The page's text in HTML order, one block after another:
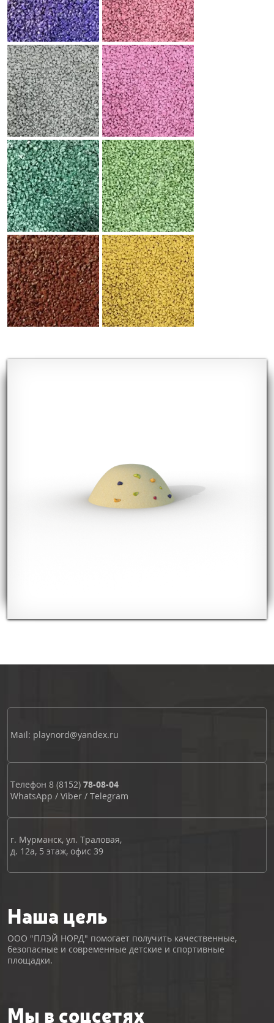
Mail: playnord@yandex.ru
Телефон 8 (8152) 78-08-04
WhatsApp / Viber / Telegram
г. Мурманск, ул. Траловая,
д. 12а, 5 этаж, офис 39
Наша цель
ООО "ПЛЭЙ НОРД" помогает получить качественные,
безопасные и современные детские и спортивные
площадки.
Мы в соцсетях